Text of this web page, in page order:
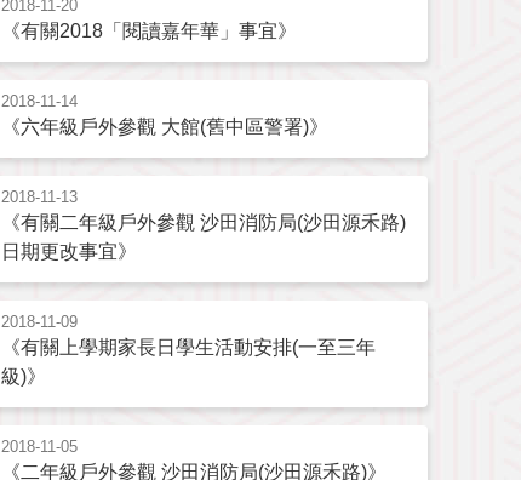
2018-11-20
《有關2018「閱讀嘉年華」事宜》
2018-11-14
《六年級戶外參觀 大館(舊中區警署)》
2018-11-13
《有關二年級戶外參觀 沙田消防局(沙田源禾路)
日期更改事宜》
2018-11-09
《有關上學期家長日學生活動安排(一至三年
級)》
2018-11-05
《二年級戶外參觀 沙田消防局(沙田源禾路)》